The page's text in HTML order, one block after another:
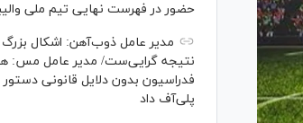
حضور در فهرست نهایی تیم ملی
مدیر عامل ذوب‌آهن: اشکال بزرگ
نتیجه گرایی‌ست/ مدیر عامل مس:
فدراسیون بدون دلایل قانونی دستور
پلی‌آف داد